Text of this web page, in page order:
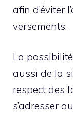
afin d’éviter
versements.
La
aussi de la
respect des
s’adresser